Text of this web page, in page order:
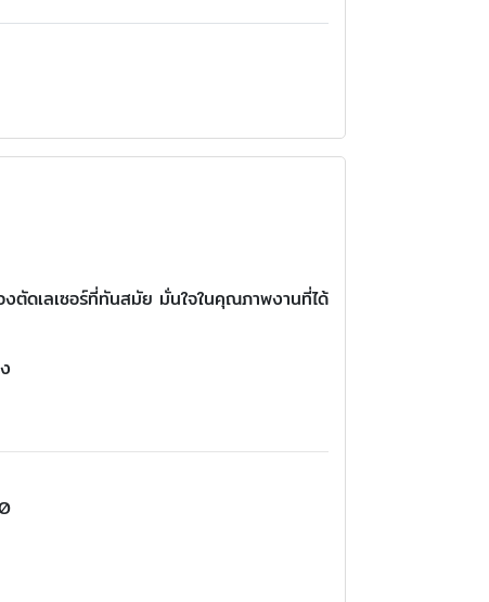
งตัดเลเซอร์ที่ทันสมัย มั่นใจในคุณภาพงานที่ได้